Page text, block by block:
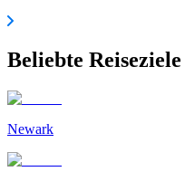
Beliebte
Newark